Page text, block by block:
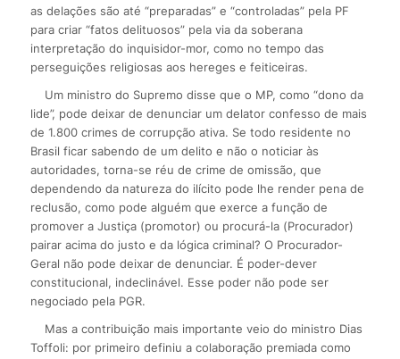
as delações são até “preparadas” e “controladas” pela PF
para criar “fatos delituosos” pela via da soberana
interpretação do inquisidor-mor, como no tempo das
perseguições religiosas aos hereges e feiticeiras.
Um ministro do Supremo disse que o MP, como “dono da
lide”, pode deixar de denunciar um delator confesso de mais
de 1.800 crimes de corrupção ativa. Se todo residente no
Brasil ficar sabendo de um delito e não o noticiar às
autoridades, torna-se réu de crime de omissão, que
dependendo da natureza do ilícito pode lhe render pena de
reclusão, como pode alguém que exerce a função de
promover a Justiça (promotor) ou procurá-la (Procurador)
pairar acima do justo e da lógica criminal? O Procurador-
Geral não pode deixar de denunciar. É poder-dever
constitucional, indeclinável. Esse poder não pode ser
negociado pela PGR.
Mas a contribuição mais importante veio do ministro Dias
Toffoli: por primeiro definiu a colaboração premiada como